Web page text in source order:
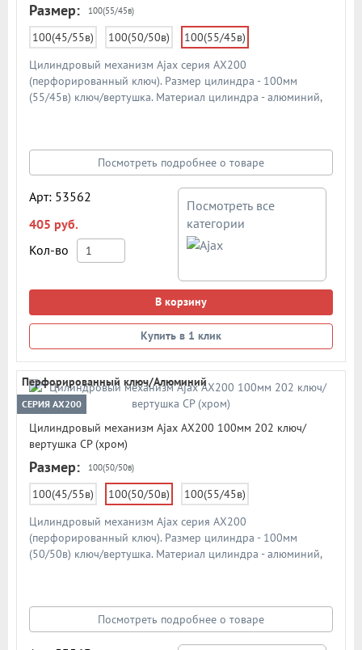
Размер: 100(55/45в)
100(45/55в) 100(50/50в)
100(55/45в)
Цилиндровый механизм Ajax серия AX200
(перфорированный ключ). Размер цилиндра - 100мм
(55/45в) ключ/вертушка. Материал цилиндра - алюминий,
024 комбинаций.Посмотреть подробнее о товаре
Арт: 53562
405 руб.
Кол-во
Посмотреть все
категории
В корзину
Купить в 1 клик
Перфорированный ключ/Алюминий
СЕРИЯ AX200
Цилиндровый механизм Ajax AX200 100мм 202 ключ/
вертушка CP (хром)
Размер: 100(50/50в)
100(45/55в) 100(50/50в)
100(55/45в)
Цилиндровый механизм Ajax серия AX200
(перфорированный ключ). Размер цилиндра - 100мм
(50/50в) ключ/вертушка. Материал цилиндра - алюминий,
024 комбинаций.Посмотреть подробнее о товаре